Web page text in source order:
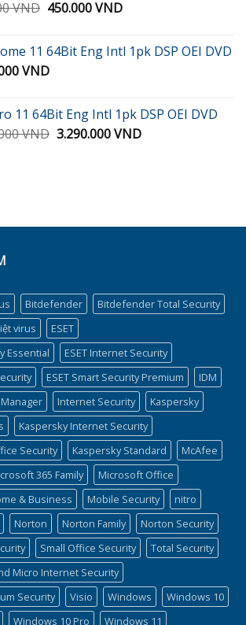
2.990.000 VND.
VND Giá
900.000 VND.
450.000VNDGiá
là:
11 64Bit Eng Intl 1pk DSP OEI DVD
VND
11 64Bit Eng Intl 1pk DSP OEI DVD
VND Giá
3.290.000VNDGiá
Bitdefender
Bitdefender Total Security
virus
ESET
Essential
ESET Internet Security
ESET Smart Security Premium
IDM
Internet Security
Kaspersky
Kaspersky Internet Security
Security
Kaspersky Standard
McAfee
365 Family
Microsoft Office
& Business
Mobile Security
nitro
Norton Norton Family
Norton Security
Small Office Security
Total Security
Micro Internet Security
Security
Visio Windows
Windows 10
Windows 10 Pro Windows 11